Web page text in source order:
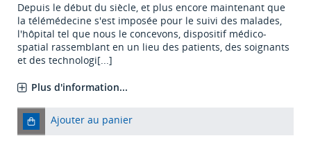
Depuis le début du siècle, et plus encore maintenant que
la télémédecine s'est imposée pour le suivi des malades,
l'hôpital tel que nous le concevons, dispositif médico-
spatial rassemblant en un lieu des patients, des soignants
et des technologi[...]
Plus d'information...
Ajouter au panier